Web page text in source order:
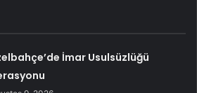
İmar Usulsüzlüğü